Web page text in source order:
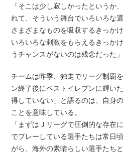
「そこは少し寂しかったというか
れて、そういう舞台でいろいろな
さまざまなものを吸収するきっか
いろいろな刺激をもらえるきっか
うチャンスがないのは残念だった」
チームは昨季、独走でリーグ制覇
ン終了後にベストイレブンに輝い
得していない」と語るのは、自身
ことを意味している。
「まずはＪリーグで圧倒的な存在
でプレーしている選手たちは常日
がら、海外の素晴らしい選手たち